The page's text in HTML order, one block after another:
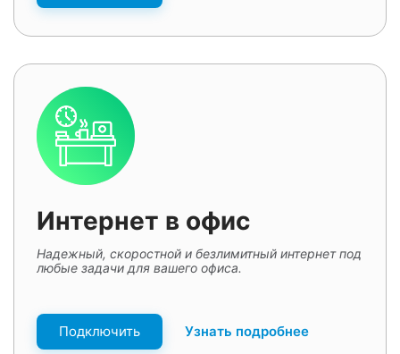
Интернет в офис
Надежный, скоростной и безлимитный интернет под
любые задачи для вашего офиса.
Подключить Узнать подробнее